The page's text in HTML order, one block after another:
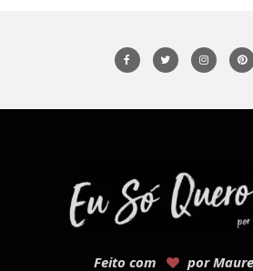
Feito com por